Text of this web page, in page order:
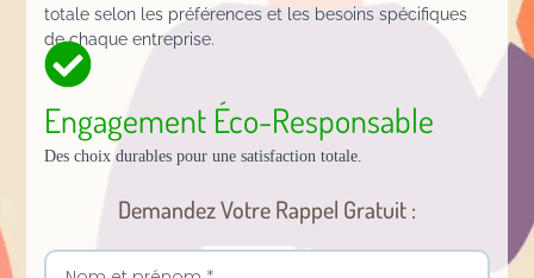
totale selon les préférences et les besoins spécifiques
de chaque entreprise.
Engagement Éco-Responsable
Des choix durables pour une satisfaction totale.
Demandez Votre Rappel Gratuit :